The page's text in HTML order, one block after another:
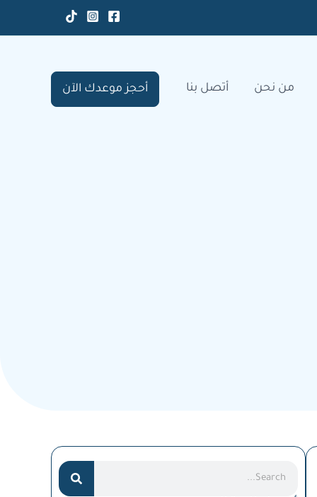
من نحن أتصل بنا أحجز موعدك الآن
Search